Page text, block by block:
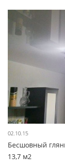
02.10.15
Бесшовный
13,7 м2